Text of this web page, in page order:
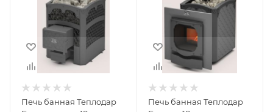
Глубина, мм
Высота, мм
665
Материал
Чугун
Вид топлива
Печь банная Теплодар
Глубина, мм
Высота, мм
663
Материал
Чугун
Вид топлива
Печь банная Теплодар